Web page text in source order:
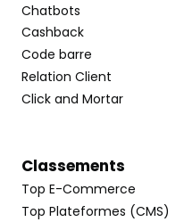
Chatbots
Cashback
Code barre
Relation Client
Click and Mortar
Classements
Top E-Commerce
Top Plateformes (CMS)